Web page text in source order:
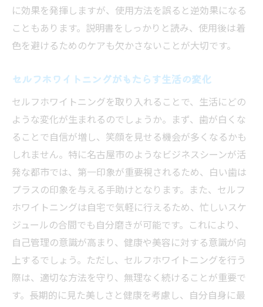
セルフホワイトニング成功の秘訣：名古屋市か
らのアドバイス
効果を持続させるためのセルフケア法
セルフホワイトニングを続けるモチベーシ
ョンの保ち方
失敗を避けるためのプロからのアドバイス
名古屋市での成功事例から学ぶ
効果を最大化するためのライフスタイル調
名古屋市でセルフホワイトニングを効果的に行
うポイント
効果を実感するためのステップ
名古屋市の気候に合わせたホワイトニング
方法
日常生活で気をつけるべき習慣
に効果を発揮しますが、使用方法を誤ると逆効果になる
こともあります。説明書をしっかりと読み、使用後は着
色を避けるためのケアも欠かさないことが大切です。
セルフホワイトニングがもたらす生活の変化
セルフホワイトニングを取り入れることで、生活にどの
ような変化が生まれるのでしょうか。まず、歯が白くな
ることで自信が増し、笑顔を見せる機会が多くなるかも
しれません。特に名古屋市のようなビジネスシーンが活
発な都市では、第一印象が重要視されるため、白い歯は
プラスの印象を与える手助けとなります。また、セルフ
ホワイトニングは自宅で気軽に行えるため、忙しいスケ
ジュールの合間でも自分磨きが可能です。これにより、
自己管理の意識が高まり、健康や美容に対する意識が向
上するでしょう。ただし、セルフホワイトニングを行う
際は、適切な方法を守り、無理なく続けることが重要で
す。長期的に見た美しさと健康を考慮し、自分自身に最